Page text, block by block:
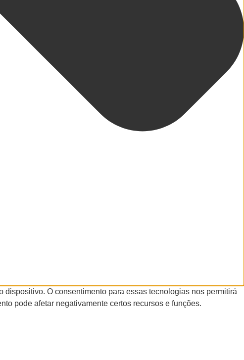
O consentimento para essas tecnologias nos permitirá
pode afetar negativamente certos recursos e funções.